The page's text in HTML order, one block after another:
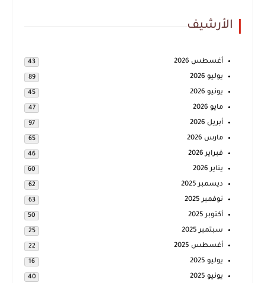
الأرشيف
أغسطس 2026 43
يوليو 2026 89
يونيو 2026 45
مايو 2026 47
أبريل 2026 97
مارس 2026 65
فبراير 2026 46
يناير 2026 60
ديسمبر 2025 62
نوفمبر 2025 63
أكتوبر 2025 50
سبتمبر 2025 25
أغسطس 2025 22
يوليو 2025 16
يونيو 2025 40